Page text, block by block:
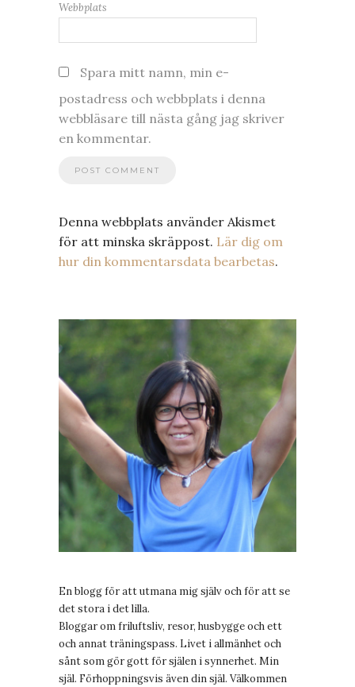
Webbplats
Spara mitt namn, min e-
postadress och webbplats i denna
webbläsare till nästa gång jag skriver
en kommentar.
Denna webbplats använder Akismet
för att minska skräppost. Lär dig om
hur din kommentarsdata bearbetas.
En blogg för att utmana mig själv och för att se
det stora i det lilla.
Bloggar om friluftsliv, resor, husbygge och ett
och annat träningspass. Livet i allmänhet och
sånt som gör gott för själen i synnerhet. Min
själ. Förhoppningsvis även din själ. Välkommen